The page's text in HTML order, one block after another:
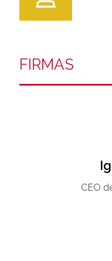
FIRMAS
CEO